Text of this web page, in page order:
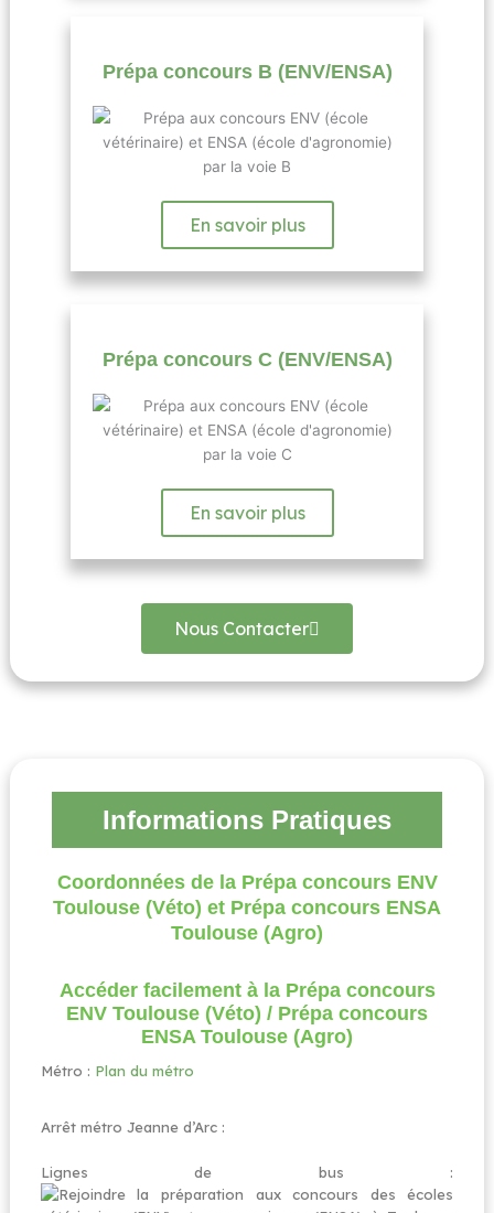
Prépa concours B (ENV/ENSA)
En savoir plus
Prépa concours C (ENV/ENSA)
En savoir plus
Nous Contacter
Informations Pratiques
Coordonnées de la Prépa concours ENV
Toulouse (Véto) et Prépa concours ENSA
Toulouse (Agro)
Accéder facilement à la Prépa concours
ENV Toulouse (Véto) / Prépa concours
ENSA Toulouse (Agro)
Métro : Plan du métro
Arrêt métro Jeanne d’Arc :
Lignes de bus :